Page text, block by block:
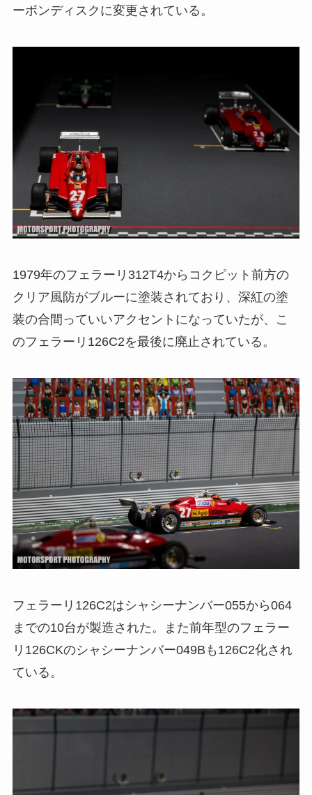
ーボンディスクに変更されている。
1979年のフェラーリ312T4からコクピット前方の
クリア風防がブルーに塗装されており、深紅の塗
装の合間っていいアクセントになっていたが、こ
のフェラーリ126C2を最後に廃止されている。
フェラーリ126C2はシャシーナンバー055から064
までの10台が製造された。また前年型のフェラー
リ126CKのシャシーナンバー049Bも126C2化され
ている。